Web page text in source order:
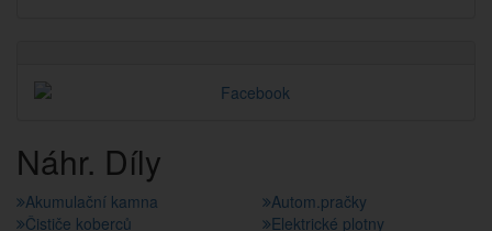
Náhr. Díly
Akumulační kamna
Autom.pračky
Čističe koberců
Elektrické plotny